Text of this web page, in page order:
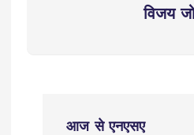
विजय
आज से एनएसए